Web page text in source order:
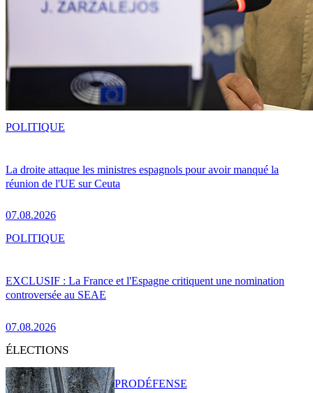
La droite attaque les ministres espagnols pour avoir manqué la
réunion de l'UE sur Ceuta
07.08.2026
POLITIQUE
EXCLUSIF : La France et l'Espagne critiquent une nomination
controversée au SEAE
07.08.2026
POLITIQUE
ÉLECTIONS
PRODÉFENSE